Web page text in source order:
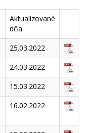
Aktualizované
dňa
25.03.2022
24.03.2022
15.03.2022
16.02.2022